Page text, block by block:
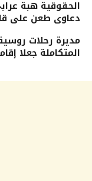
دعاوى طعن على
مديرة رحلات
المتكاملة جعلا